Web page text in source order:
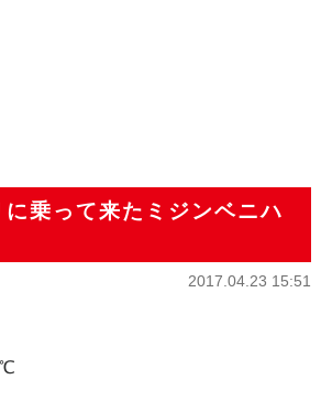
に乗って来たミジンベニハ
2017.04.23 15:51